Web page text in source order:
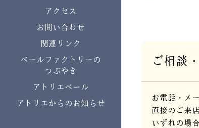
アクセス
お問い合わせ
関連リンク
ベールファクトリーの
つぶやき
アトリエベール
アトリエからのお知らせ
ご相談
お電話・メ
直接のご来
いずれの場